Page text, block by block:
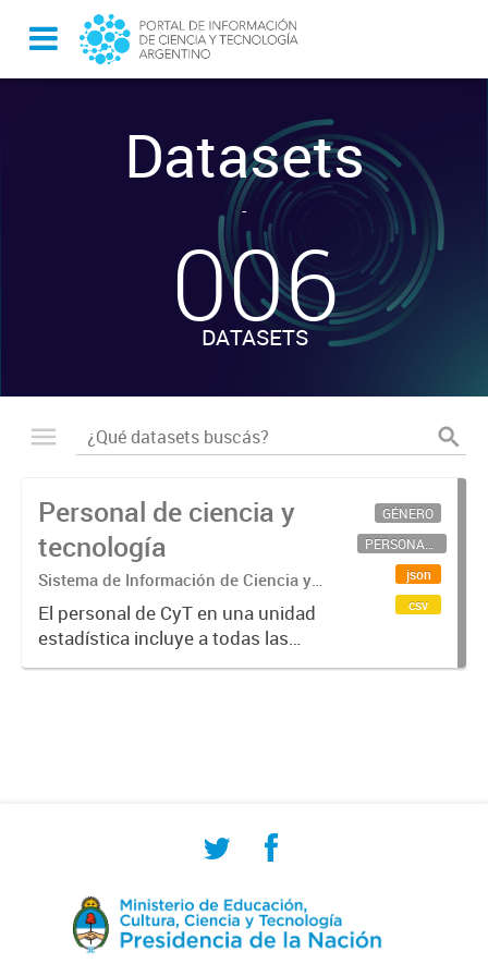
Datasets
-
006
DATASETS
Personal de ciencia y
tecnología
Sistema de Información de Ciencia y
Tecnología Argentino (SICYTAR)
El personal de CyT en una unidad
estadística incluye a todas las
personas involucradas
GÉNERO
PERSONAL CIENTÍFICO-TECNOLÓGICO
json
csv